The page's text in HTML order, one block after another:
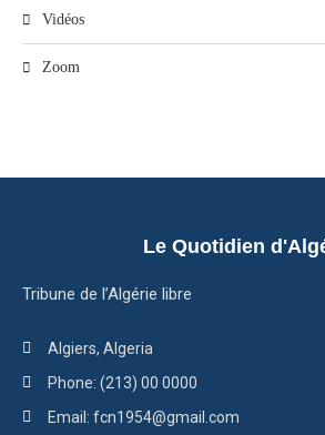
Vidéos
Zoom
Le Quotidien
Tribune de l’Algérie libre
Algiers, Algeria
Phone: (213) 00 0000
Email: fcn1954@gmail.com